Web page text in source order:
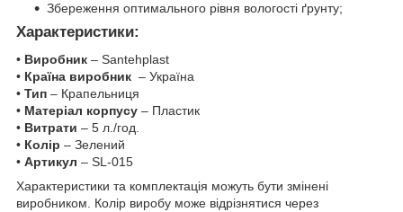
Збереження оптимального рівня вологості ґрунту;
Характеристики:
• Виробник – Santehplast
• Країна виробник – Україна
• Тип – Крапельниця
• Матеріал корпусу – Пластик
• Витрати – 5 л./год.
• Колір – Зелений
• Артикул – SL-015
Характеристики та комплектація можуть бути змінені
виробником. Колір виробу може відрізнятися через